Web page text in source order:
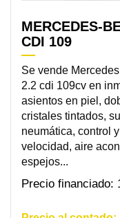
MERCEDES-
CDI 109
Se vende
2.2 cdi 109cv en
asientos en piel,
cristales tintados,
neumática, control
velocidad, aire
espejos...